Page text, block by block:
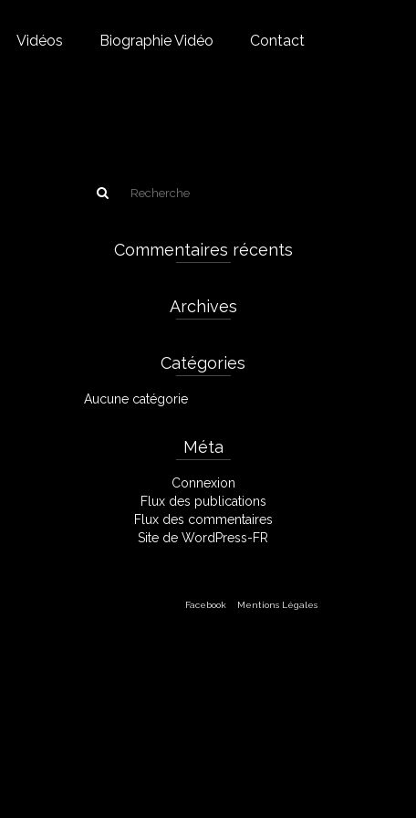
Vidéos Biographie Vidéo Contact
Commentaires récents
Archives
Catégories
Aucune catégorie
Méta
Connexion
Flux des publications
Flux des commentaires
Site de WordPress-FR
Facebook Mentions Légales